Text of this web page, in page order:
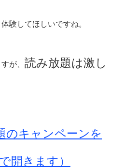
験してほしいですね。
が、 読み放題は激し
のキャンペーンを
開きます）